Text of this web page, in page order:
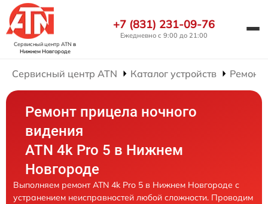
Сервисный центр ATN в
Нижнем Новгороде
+7 (831) 231-09-76
Ежедневно с 9:00 до 21:00
Сервисный центр ATN Каталог устройств Ремонт
Ремонт прицела ночного
видения
ATN 4k Pro 5 в Нижнем
Новгороде
Выполняем ремонт ATN 4k Pro 5 в Нижнем Новгороде с
устранением неисправностей любой сложности. Проводим